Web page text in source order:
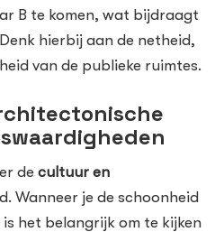
B te komen, wat bijdraagt
hierbij aan de netheid,
van de publieke ruimtes.
de cultuur en
Wanneer je de schoonheid
het belangrijk om te kijken